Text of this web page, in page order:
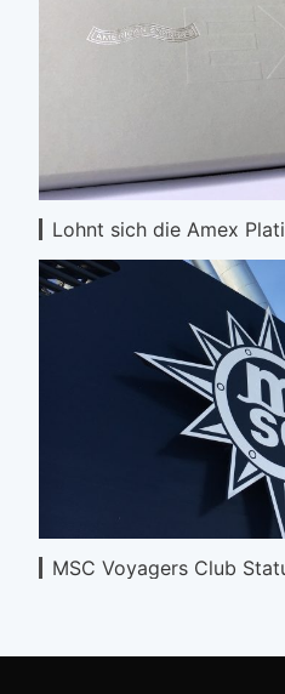
Lohnt sich die Amex
MSC Voyagers Club